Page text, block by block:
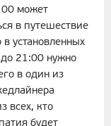
может
в путешествие
установленных
21:00 нужно
в один из
всех, кто
будет